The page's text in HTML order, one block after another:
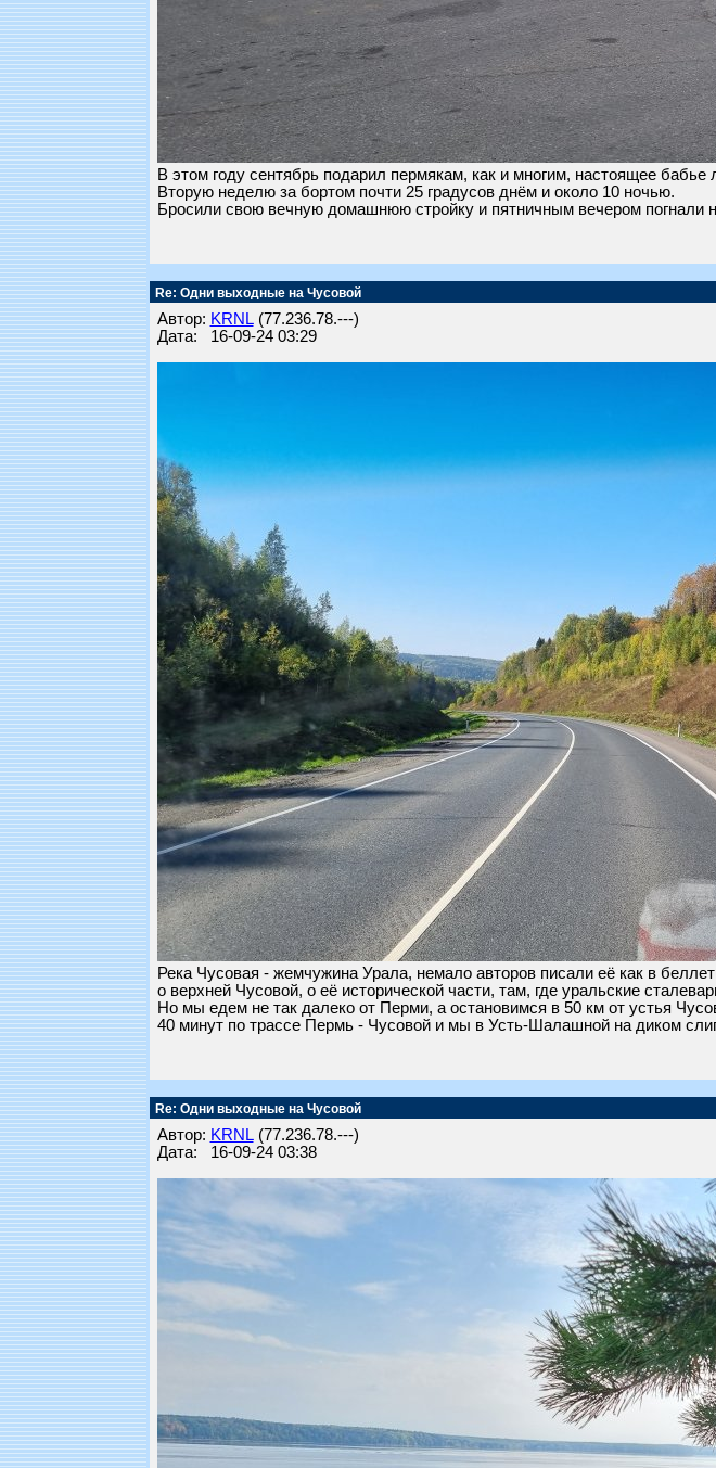
В этом году сентябрь подарил пермякам, как и многим, настоящее бабье
Вторую неделю за бортом почти 25 градусов днём и около 10 ночью.
Бросили свою вечную домашнюю стройку и пятничным вечером погнали
Re: Одни выходные на Чусовой
Автор: KRNL(77.236.78.---)
Дата: 16-09-24 03:29
Река Чусовая - жемчужина Урала, немало авторов писали её как в
о верхней Чусовой, о её исторической части, там, где уральские
Но мы едем не так далеко от Перми, а остановимся в 50 км от устья
40 минут по трассе Пермь - Чусовой и мы в Усть-Шалашной на диком
Re: Одни выходные на Чусовой
Автор: KRNL(77.236.78.---)
Дата: 16-09-24 03:38